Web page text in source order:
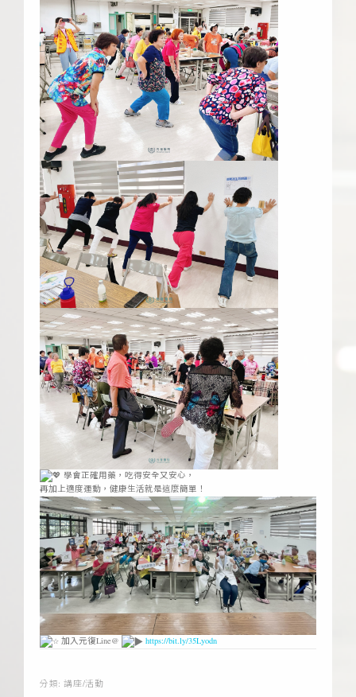
學會正確用藥，吃得安全又安心，
再加上適度運動，健康生活就是這麼簡單！
加入元復Line@ https://bit.ly/35Lyodn
分類:講座/活動